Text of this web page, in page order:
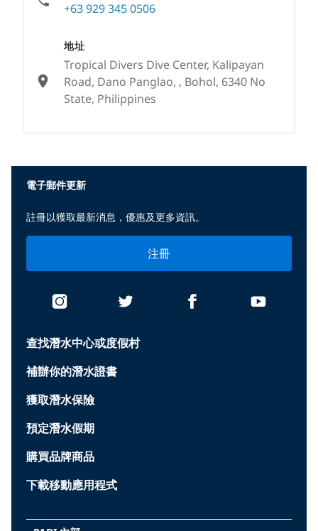
+63 929 345 0506
地址
Tropical Divers Dive Center, Kalipayan
Road, Dano Panglao, , Bohol, 6340 No
State, Philippines
查找潛水中心或度假村
補辦你的潛水證書
獲取潛水保險
預定潛水假期
購買品牌商品
下載移動應用程式
電子郵件更新
註冊以獲取最新消息，優惠及更多資訊。
注冊